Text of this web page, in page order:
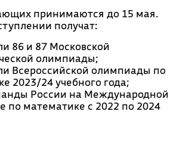
принимаются до 15 мая.
получат:
86 и 87 Московской
олимпиады;
Всероссийской олимпиады по
2023/24 учебного года;
России на Международной
по математике с 2022 по 2024